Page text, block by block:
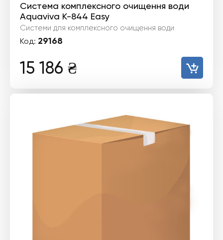
Система комплексного очищення води
Aquaviva К-844 Easy
Системи для комплексного очищення води
Код: 29168
15 186 ₴